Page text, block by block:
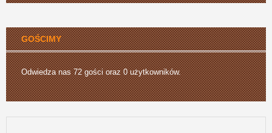
GOŚCIMY
Odwiedza nas 72 gości oraz 0 użytkowników.